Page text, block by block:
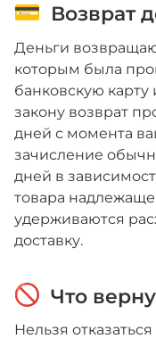
Возврат
Деньги
которым была
банковскую
закону возврат
дней с момента
зачисление
дней в
товара
удерживаются
доставку.
Что
Нельзя